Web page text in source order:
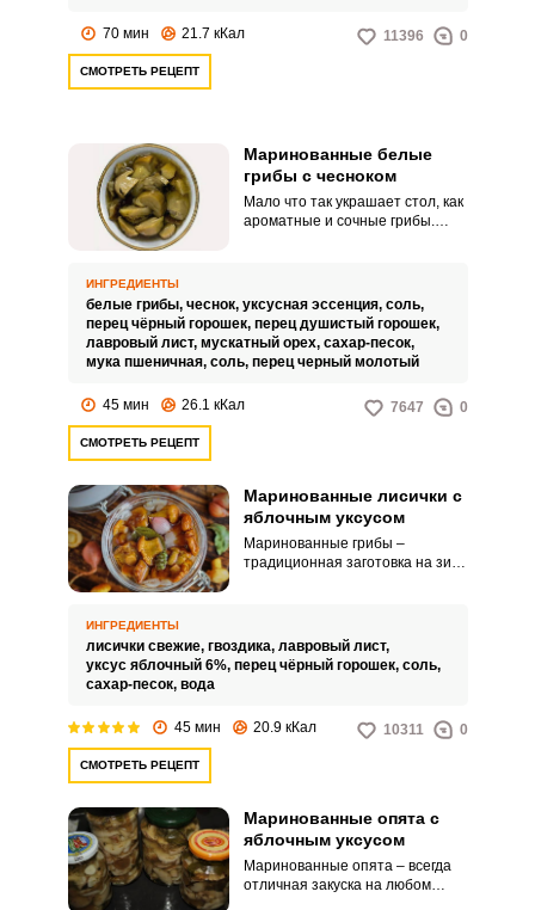
ароматные маринованные
70 мин 21.7 кКал 11396 0
СМОТРЕТЬ РЕЦЕПТ
Маринованные белые
грибы с чесноком
Мало что так украшает стол, как
ароматные и сочные грибы.
гостей за столом.
ИНГРЕДИЕНТЫ
белые грибы, чеснок, уксусная эссенция, соль,
перец чёрный горошек, перец душистый горошек,
лавровый лист, мускатный орех, сахар-песок,
мука пшеничная, соль, перец черный молотый
45 мин 26.1 кКал 7647 0
СМОТРЕТЬ РЕЦЕПТ
Маринованные лисички с
яблочным уксусом
Маринованные грибы –
традиционная заготовка на зиму
лисичек с использованием
яблочного уксуса.
ИНГРЕДИЕНТЫ
лисички свежие, гвоздика, лавровый лист,
уксус яблочный 6%, перец чёрный горошек, соль,
сахар-песок, вода
45 мин 20.9 кКал 10311 0
СМОТРЕТЬ РЕЦЕПТ
Маринованные опята с
яблочным уксусом
Маринованные опята – всегда
отличная закуска на любом